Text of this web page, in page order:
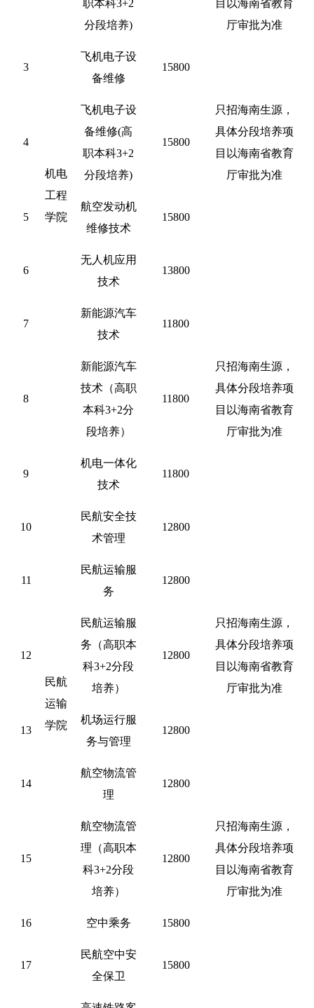
机电
工程
学院
职本科3+2
分段培养)
目以海南省教育
厅审批为准
3
飞机电子设
备维修
15800
4
飞机电子设
备维修(高
职本科3+2
分段培养)
15800
只招海南生源，
具体分段培养项
目以海南省教育
厅审批为准
5
航空发动机
维修技术
15800
6
无人机应用
技术
13800
7
新能源汽车
技术
11800
8
新能源汽车
技术（高职
本科3+2分
段培养）
11800
只招海南生源，
具体分段培养项
目以海南省教育
厅审批为准
9
机电一体化
技术
11800
10
民航
运输
学院
民航安全技
术管理
12800
11
民航运输服
务
12800
12
民航运输服
务（高职本
科3+2分段
培养）
12800
只招海南生源，
具体分段培养项
目以海南省教育
厅审批为准
13
机场运行服
务与管理
12800
14
航空物流管
理
12800
15
航空物流管
理（高职本
科3+2分段
培养）
12800
只招海南生源，
具体分段培养项
目以海南省教育
厅审批为准
16 空中乘务 15800
17
民航空中安
全保卫
15800